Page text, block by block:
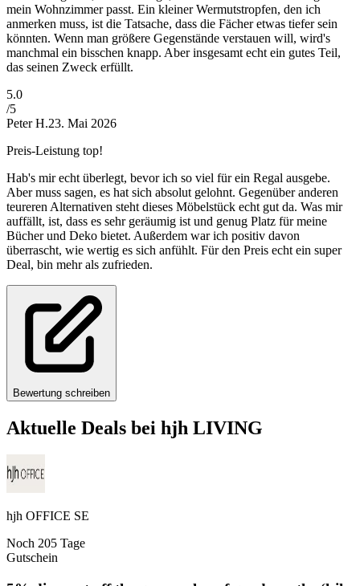
mein Wohnzimmer passt. Ein kleiner Wermutstropfen, den ich
anmerken muss, ist die Tatsache, dass die Fächer etwas tiefer sein
könnten. Wenn man größere Gegenstände verstauen will, wird's
manchmal ein bisschen knapp. Aber insgesamt echt ein gutes Teil,
das seinen Zweck erfüllt.
5.0
/5
Peter H.23. Mai 2026
Preis-Leistung top!
Hab's mir echt überlegt, bevor ich so viel für ein Regal ausgebe.
Aber muss sagen, es hat sich absolut gelohnt. Gegenüber anderen
teureren Alternativen steht dieses Möbelstück echt gut da. Was mir
auffällt, ist, dass es sehr geräumig ist und genug Platz für meine
Bücher und Deko bietet. Außerdem war ich positiv davon
überrascht, wie wertig es sich anfühlt. Für den Preis echt ein super
Deal, bin mehr als zufrieden.
Bewertung schreiben
Aktuelle Deals bei hjh LIVING
hjh OFFICE SE
Noch 205 Tage
Gutschein